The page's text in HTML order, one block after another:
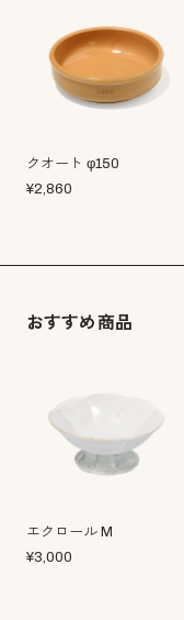
クオート φ150
¥2,860
おすすめ商品
エクロール M
¥3,000